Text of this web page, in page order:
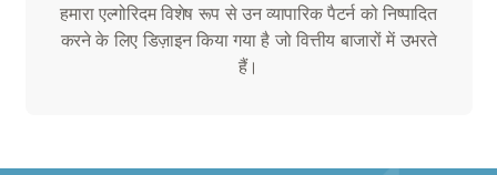
हमारा एल्गोरिदम विशेष रूप से उन व्यापारिक पैटर्न को निष्पादित
करने के लिए डिज़ाइन किया गया है जो वित्तीय बाजारों में उभरते
हैं।